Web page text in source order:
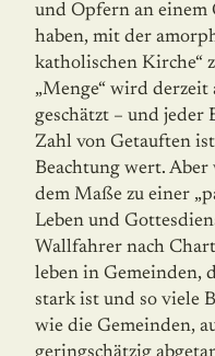
und Opfern an einem
haben, mit der
katholischen Kirche“
„Menge“ wird
geschätzt – und jeder
Zahl von Getauften
Beachtung wert.
dem Maße zu einer
Leben und
Wallfahrer nach
leben in Gemeinden,
stark ist und so viele
wie die Gemeinden,